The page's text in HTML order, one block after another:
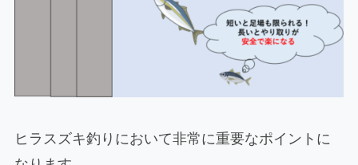
ヒラスズキ釣りにおいて非常に重要なポイントに